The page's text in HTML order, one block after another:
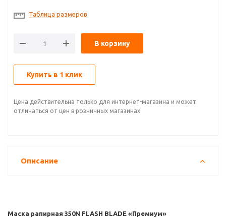
Таблица размеров
В корзину
Купить в 1 клик
Цена действительна только для интернет-магазина и может
отличаться от цен в розничных магазинах
Описание
Маска рапирная 350N FLASH BLADE «Премиум»